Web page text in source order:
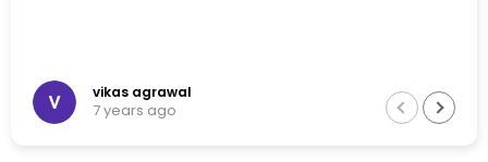
vikas agrawal
7 years ago